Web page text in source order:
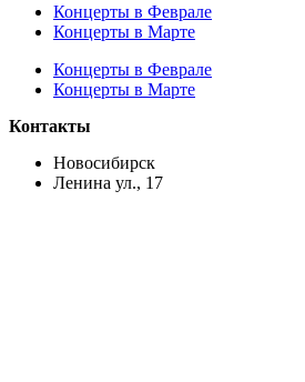
Концерты в Феврале
Концерты в Марте
Концерты в Феврале
Концерты в Марте
Контакты
Новосибирск
Ленина ул., 17